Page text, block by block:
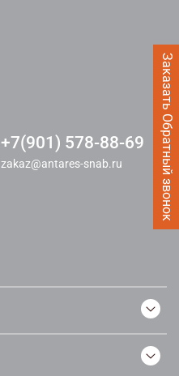
Заказать Обратный звонок
+7(901) 578-88-69
zakaz@antares-snab.ru